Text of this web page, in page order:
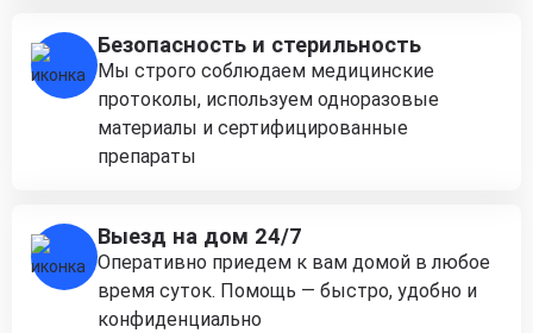
Безопасность и стерильность
Мы строго соблюдаем медицинские
протоколы, используем одноразовые
материалы и сертифицированные
препараты
Выезд на дом 24/7
Оперативно приедем к вам домой в любое
время суток. Помощь — быстро, удобно и
конфиденциально